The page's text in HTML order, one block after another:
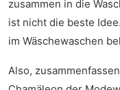
zusammen in die
ist nicht die beste
im Wäschewaschen
Also,